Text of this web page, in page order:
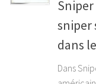
sniper
dans
Dans